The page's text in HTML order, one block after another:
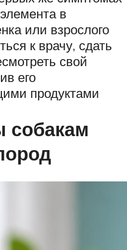
в
или взрослого
к врачу, сдать
свой
его
продуктами
собакам